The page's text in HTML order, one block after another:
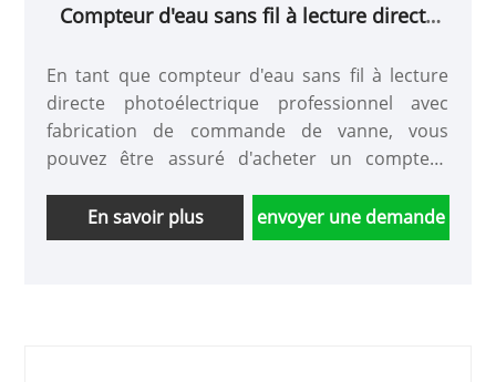
Compteur d'eau sans fil à lecture directe
En tant que compteur d'eau sans fil à lecture
directe photoélectrique professionnel avec
fabrication de commande de vanne, vous
pouvez être assuré d'acheter un compteur
avec commande de vanne de notre usine et
nous vous offrirons le meilleur service après-
En savoir plus envoyer une demande